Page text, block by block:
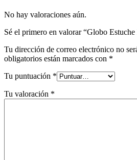
No hay valoraciones aún.
Sé el primero en valorar “Globo
Tu dirección de correo electrónico no
obligatorios están marcados con *
Tu puntuación *
Tu valoración *